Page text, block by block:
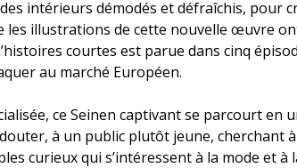
intérieurs démodés et défraîchis, pour
les illustrations de cette nouvelle œuvre
courtes est parue dans cinq
au marché Européen.
ce Seinen captivant se parcourt en
à un public plutôt jeune, cherchant
curieux qui s’intéressent à la mode et à